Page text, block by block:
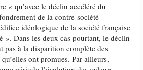
« qu’avec le déclin accéléré du
de la contre-société
idéologique de la société française
». Dans les deux cas pourtant, le déclin
pas à la disparition complète des
ont promues. Par ailleurs,